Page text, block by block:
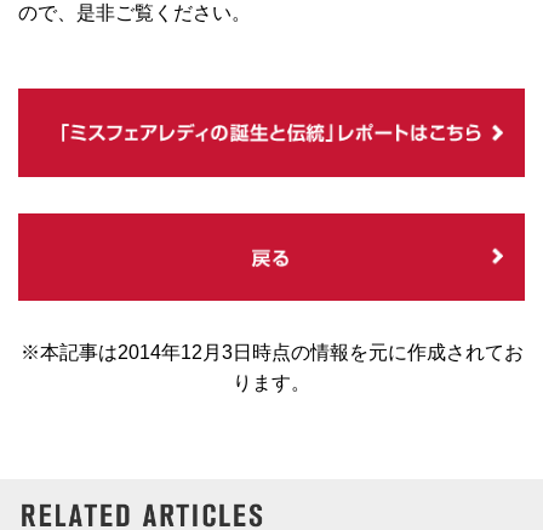
ので、是非ご覧ください。
※本記事は2014年12月3日時点の情報を元に作成されてお
ります。